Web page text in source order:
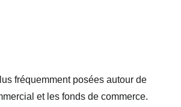
fréquemment posées autour de
et les fonds de commerce.